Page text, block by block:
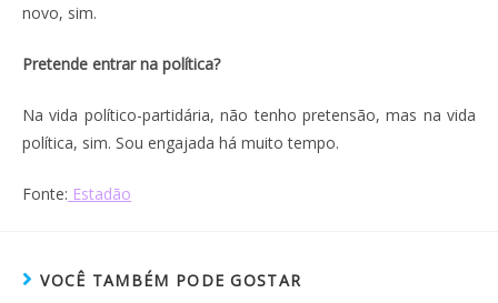
novo, sim.
Pretende entrar na política?
Na vida político-partidária, não tenho pretensão, mas na vida
política, sim. Sou engajada há muito tempo.
Fonte: Estadão
VOCÊ TAMBÉM PODE GOSTAR